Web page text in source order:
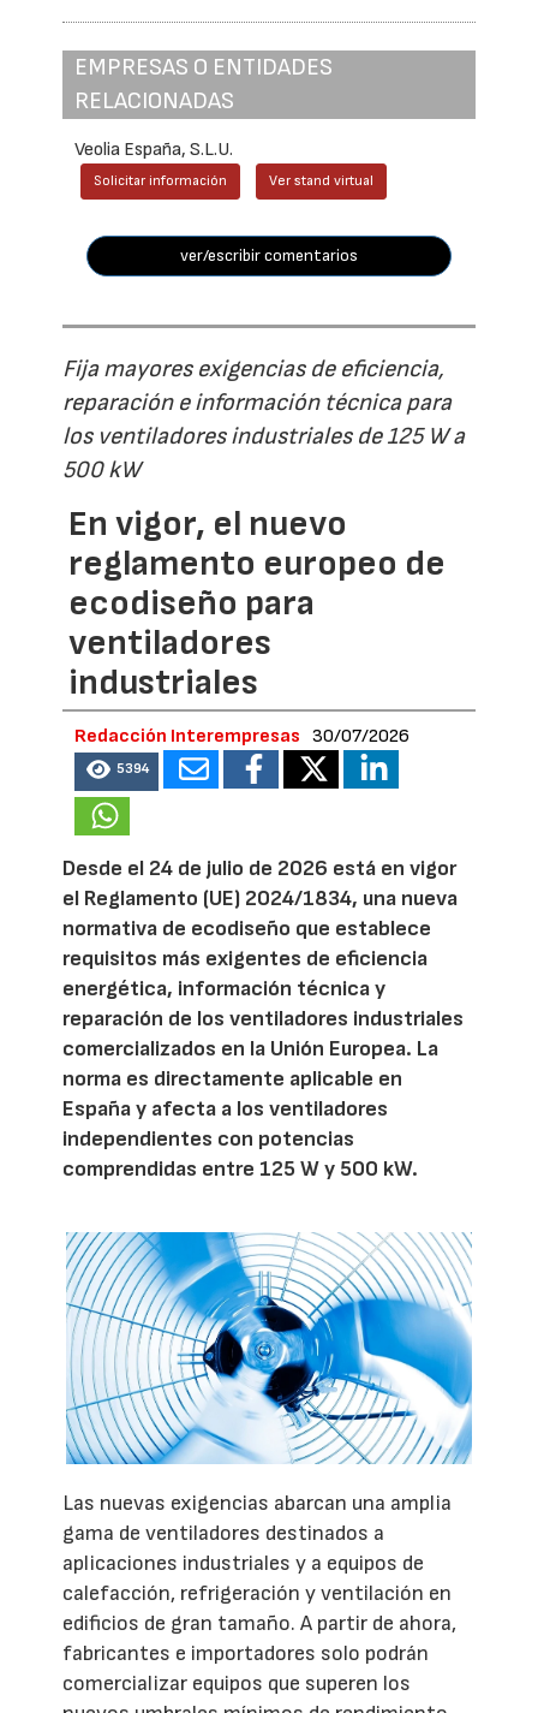
EMPRESAS O ENTIDADES
RELACIONADAS
Veolia España, S.L.U.
Solicitar información Ver stand virtual
ver/escribir comentarios
Fija mayores exigencias de eficiencia,
reparación e información técnica para
los ventiladores industriales de 125 W a
500 kW
En vigor, el nuevo
reglamento europeo de
ecodiseño para
ventiladores
industriales
Redacción Interempresas 30/07/2026
5394
Desde el 24 de julio de 2026 está en vigor
el Reglamento (UE) 2024/1834, una nueva
normativa de ecodiseño que establece
requisitos más exigentes de eficiencia
energética, información técnica y
reparación de los ventiladores industriales
comercializados en la Unión Europea. La
norma es directamente aplicable en
España y afecta a los ventiladores
independientes con potencias
comprendidas entre 125 W y 500 kW.
Las nuevas exigencias abarcan una amplia
gama de ventiladores destinados a
aplicaciones industriales y a equipos de
calefacción, refrigeración y ventilación en
edificios de gran tamaño. A partir de ahora,
fabricantes e importadores solo podrán
comercializar equipos que superen los